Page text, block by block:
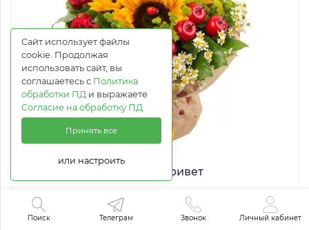
Осенний привет
от 7 097 руб.
Поиск Телеграм Звонок Личный кабинет
Сайт использует файлы
cookie. Продолжая
использовать сайт, вы
соглашаетесь с Политика
обработки ПД и выражаете
Согласие на обработку ПД
Принять все
или настроить